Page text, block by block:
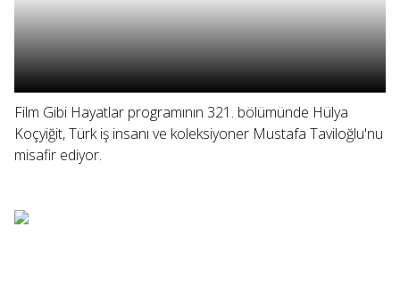
Film Gibi Hayatlar programının 321. bölümünde Hülya
Koçyiğit, Türk iş insanı ve koleksiyoner Mustafa Taviloğlu'nu
misafir ediyor.